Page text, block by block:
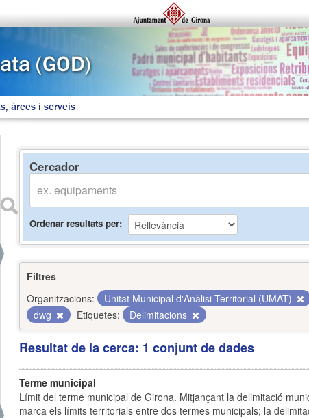
àrees i serveis
Cercador
Ordenar resultats per
Filtres
Organitzacions:
Unitat Municipal d'Anàlisi Territorial (UMAT)
dwg
Etiquetes: Delimitacions
Resultat de la cerca: 1 conjunt de dades
Terme municipal
Límit del terme municipal de Girona. Mitjançant la delimitació
marca els límits territorials entre dos termes municipals; la